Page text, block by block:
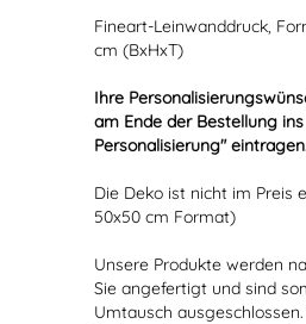
Fineart-Leinwanddruck,
cm (BxHxT)
Ihre
am Ende der Bestellung
Personalisierung"
Die Deko ist nicht im Preis
50x50 cm Format)
Unsere Produkte werden
Sie angefertigt und sind
Umtausch